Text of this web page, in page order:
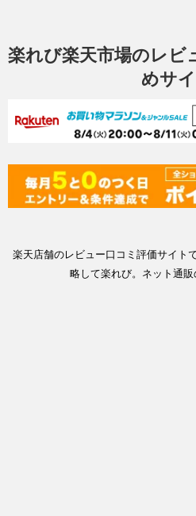
楽れび楽天市場のレビ
めサ
楽天店舗のレビュー口コミ評価サイト
略して楽れび。ネット通